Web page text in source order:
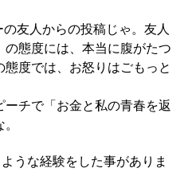
友人からの投稿じゃ。友人
態度には、本当に腹がたつ
度では、お怒りはごもっと
チで「お金と私の青春を返
うな経験をした事がありま